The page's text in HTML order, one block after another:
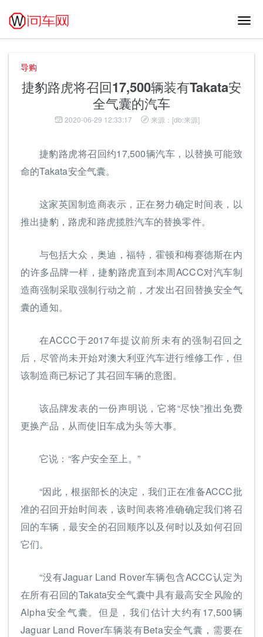
切
导购
捷豹路虎将召回17,500辆装有Takata安
全气囊的汽车
2020-06-29 12:33:17 来源：[db:来源]
捷豹路虎将召回约17,500辆汽车，以替换可能致
命的Takata安全气囊。
这家英国制造商表示，正在努力确定时间表，以
推出捷豹，路虎和路虎揽胜汽车的替换零件。
与包括大众，奥迪，福特，霍顿和梅赛德斯在内
的许多品牌一样，捷豹路虎直到本周ACCC对汽车制
造商强制采取强制行动之前，才发出召回替换安全气
囊的通知。
在ACCC于2017年提议前所未有的强制召回之
后，尽管尚未开始对澳大利亚汽车进行维修工作，但
该制造商已标记了其召回车辆的意图。
该品牌发表的一份声明说，它将“尽快”推出免费
更换产品，从而使旧车成为头等大事。
它说：“客户安全至上。”
“因此，根据部长的决定，我们正在准备ACCC批
准的召回开始时间表，该时间表将准确确定我们将召
回的车辆，最安全的召回顺序以及何时以及如何召回
它们。
“没有Jaguar Land Rover车辆包含ACCC认定为
在所有召回的Takata安全气囊中具有最高安全风险的
Alpha安全气囊。但是，我们估计大约有17,500辆
Jaguar Land Rover车辆装有Beta安全气囊，需要在